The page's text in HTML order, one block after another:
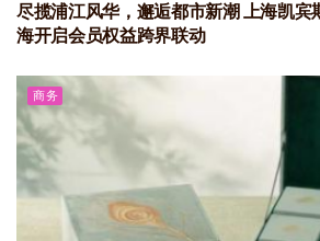
尽揽浦江风华，邂逅都市新潮 上海凯宾
海开启会员权益跨界联动
商务